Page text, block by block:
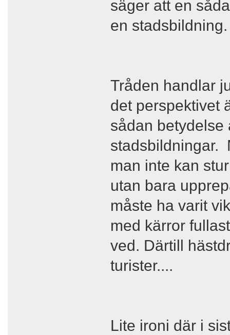
säger att en
en stadsbildning.
Tråden handlar
det perspektivet
sådan betydelse
stadsbildningar.
man inte kan
utan bara
måste ha varit
med kärror
ved. Därtill
turister....
Lite ironi där i